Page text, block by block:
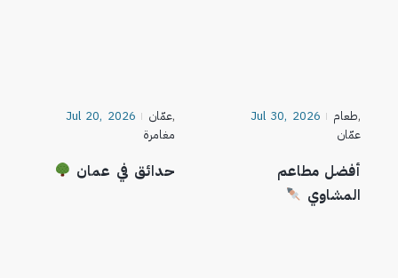
Jul 30, 2026 طعام,
عمّان
أفضل مطاعم
المشاوي
Jul 20, 2026 عمّان,
مغامرة
حدائق في عمان